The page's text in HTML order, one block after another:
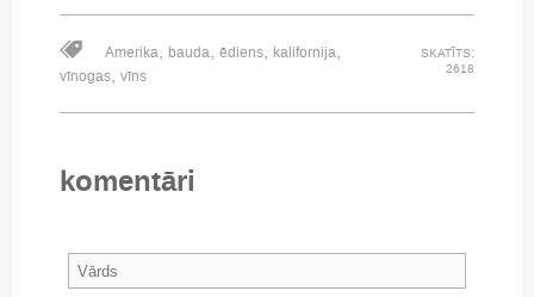
Amerika, bauda, ēdiens, kalifornija,
vīnogas, vīns
SKATĪTS:
2618
komentāri